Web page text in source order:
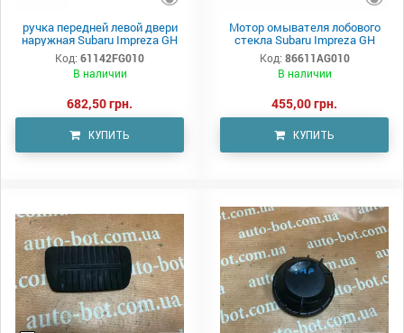
ручка передней левой двери
наружная Subaru Impreza GH
Код: 61142FG010
В наличии
682,50 грн.
КУПИТЬ
Мотор омывателя лобового
стекла Subaru Impreza GH
Код: 86611AG010
В наличии
455,00 грн.
КУПИТЬ